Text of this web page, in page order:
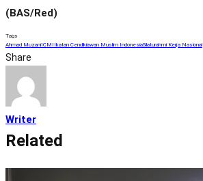
(BAS/Red)
Tags
Ahmad MuzaniICMI Ikatan Cendikiawan Muslim IndonesiaSilaturahmi Kerja Nasional
Share
Writer
Related